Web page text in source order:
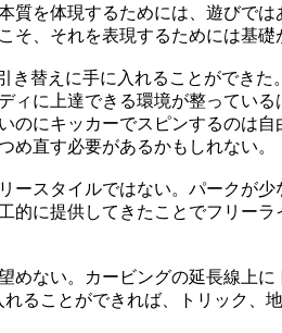
を体現するためには、遊びで
、それを表現するためには基礎
替えに手に入れることができ
に上達できる環境が整ってい
にキッカーでスピンするのは
直す必要があるかもしれない。
スタイルではない。パークが
に提供してきたことでフリー
めない。カービングの延長線上
ることができれば、トリック